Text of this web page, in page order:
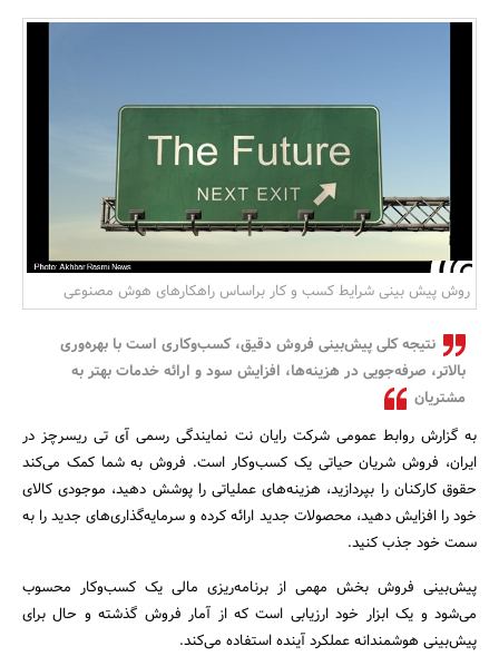
روش پیش بینی شرایط کسب و کار براساس راهکار‌های هوش مصنوعی
نتیجه کلی پیش‌بینی فروش دقیق، کسب‌وکاری است با بهره‌وری
بالا‌تر، صرفه‌جویی در هزینه‌ها، افزایش سود و ارائه خدمات بهتر به
مشتریان
به گزارش روابط عمومی شرکت رایان نت نمایندگی رسمی آی تی ریسرچز در
ایران، فروش شریان حیاتی یک کسب‌و‌کار است. فروش به شما کمک می‌کند
حقوق کارکنان را بپردازید، هزینه‌های عملیاتی را پوشش دهید، موجودی کالای
خود را افزایش دهید، محصولات جدید ارائه کرده و سرمایه‌گذاری‌های جدید را به
سمت خود جذب کنید.
پیش‌بینی فروش بخش مهمی از برنامه‌ریزی مالی یک کسب‌و‌کار محسوب
می‌شود و یک ابزار خود ارزیابی است که از آمار فروش گذشته و حال برای
پیش‌بینی هوشمندانه عملکرد آینده استفاده می‌کند.